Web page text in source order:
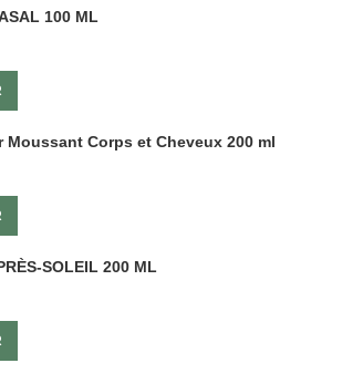
100 ML
Moussant Corps et Cheveux 200 ml
SOLEIL 200 ML